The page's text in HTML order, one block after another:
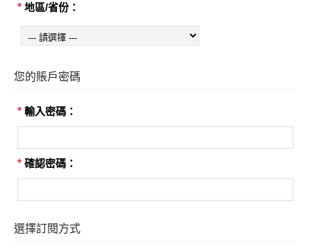
* 地區/省份：
您的賬戶密碼
* 輸入密碼：
* 確認密碼：
選擇訂閱方式